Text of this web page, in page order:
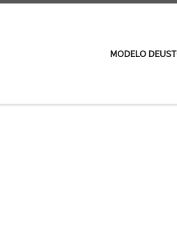
MODELO